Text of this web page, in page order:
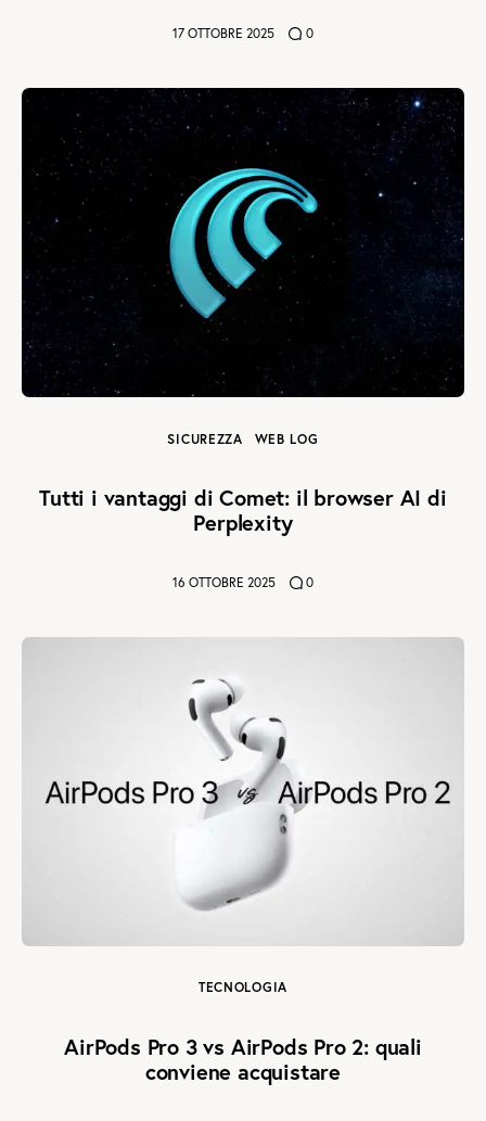
17 OTTOBRE 2025 0
SICUREZZA WEB LOG
Tutti i vantaggi di Comet: il browser AI di
Perplexity
16 OTTOBRE 2025 0
TECNOLOGIA
AirPods Pro 3 vs AirPods Pro 2: quali
conviene acquistare